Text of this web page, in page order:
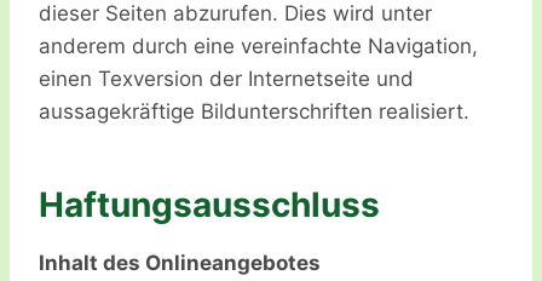
dieser Seiten abzurufen. Dies wird unter
anderem durch eine vereinfachte Navigation,
einen Texversion der Internetseite und
aussagekräftige Bildunterschriften realisiert.
Haftungsausschluss
Inhalt des Onlineangebotes